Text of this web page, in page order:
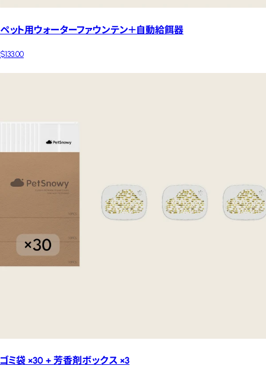
ペット用ウォーターファウンテン＋自動給餌器
$133.00
ゴミ袋 ×30 + 芳香剤ボックス ×3